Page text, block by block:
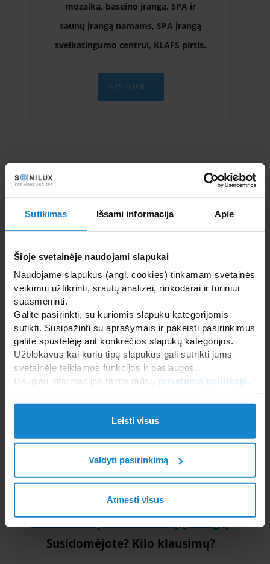
Sutikimas Išsami informacija Apie
Šioje svetainėje naudojami slapukai
Naudojame slapukus (angl. cookies) tinkamam svetainės
veikimui užtikrinti, srautų analizei, rinkodarai ir turiniui
suasmeninti.
Galite pasirinkti, su kuriomis slapukų kategorijomis
sutikti. Susipažinti su aprašymais ir pakeisti pasirinkimus
galite spustelėję ant konkrečios slapukų kategorijos.
Užblokavus kai kurių tipų slapukus gali sutrikti jums
svetainėje teikiamos funkcijos ir paslaugos.
Daugiau informacijos rasite mūsų privatumo politikoje
Leisti visus
Valdyti pasirinkimą
Atmesti visus
mozaiką, baseino įrangą, SPA ir
saunų įrangą namams, SPA įrangą
sveikatingumo centrui, KLAFS pirtis.
SUSISIEKTI
Jūsų vardas
Jūsų El.paštas
Jūsų telefonas
Tema
Žinutė
Plačiau apie baseinų įrangą
Susidomėjote? Kilo klausimų?